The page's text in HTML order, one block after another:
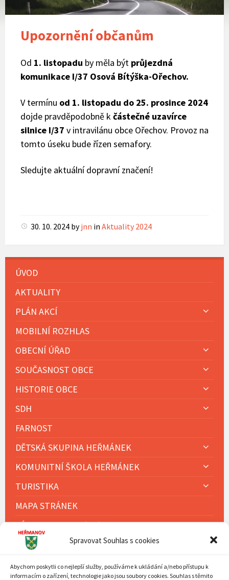
Spravovat Souhlas s cookies
Abychom poskytli co nejlepší služby, používáme k ukládání a/nebo přístupu k
informacím o zařízení, technologie jako jsou soubory cookies. Souhlas s těmito
Upozornění občanům
Od 1. listopadu by měla být průjezdná
komunikace I/37 Osová Bítýška-Ořechov.
V termínu od 1. listopadu do 25. prosince 2024
dojde pravděpodobně kčástečné uzavírce
silnice I/37 v intravilánu obce Ořechov. Provoz na
tomto úseku bude řízen semafory.
Sledujte aktuální dopravní značení!
30. 10. 2024 by jnn in Aktuality 2024
ÚVOD
AKTUALITY
PLÁN AKCÍ
MOBILNÍ ROZHLAS
OBECNÍ ÚŘAD
SOUČASNOST OBCE
HISTORIE OBCE
SDH
FARNOST
DĚTSKÁ SKUPINA HEŘMÁNEK
KOMUNITNÍ ŠKOLA HEŘMÁNEK
TURISTIKA
MAPA STRÁNEK
ZÁSADY COOKIES (EU)
KALENDÁŘ AKCÍ